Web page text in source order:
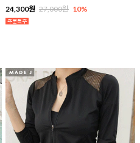
24,300원 27,000원 10%